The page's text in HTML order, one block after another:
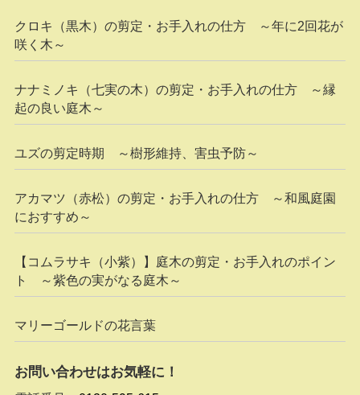
クロキ（黒木）の剪定・お手入れの仕方 ～年に2回花が
咲く木～
ナナミノキ（七実の木）の剪定・お手入れの仕方 ～縁
起の良い庭木～
ユズの剪定時期 ～樹形維持、害虫予防～
アカマツ（赤松）の剪定・お手入れの仕方 ～和風庭園
におすすめ～
【コムラサキ（小紫）】庭木の剪定・お手入れのポイン
ト ～紫色の実がなる庭木～
マリーゴールドの花言葉
お問い合わせはお気軽に！